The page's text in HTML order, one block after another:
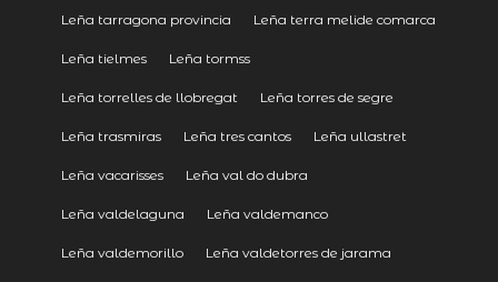
Leña tarragona provincia Leña terra melide comarca
Leña tielmes Leña tormss
Leña torrelles de llobregat Leña torres de segre
Leña trasmiras Leña tres cantos Leña ullastret
Leña vacarisses Leña val do dubra
Leña valdelaguna Leña valdemanco
Leña valdemorillo Leña valdetorres de jarama